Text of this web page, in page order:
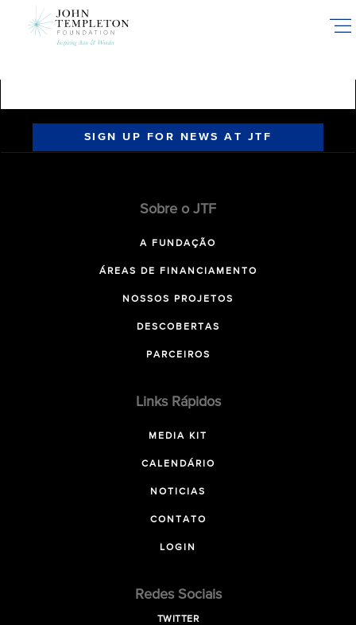
SIGN UP FOR NEWS AT JTF
Sobre o JTF
A FUNDAÇÃO
ÁREAS DE FINANCIAMENTO
NOSSOS PROJETOS
DESCOBERTAS
PARCEIROS
Links Rápidos
MEDIA KIT
CALENDÁRIO
NOTICIAS
CONTATO
LOGIN
Redes Sociais
TWITTER